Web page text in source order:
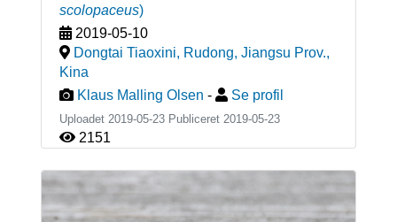
scolopaceus)
2019-05-10
Dongtai Tiaoxini, Rudong, Jiangsu Prov.,
Kina
Klaus Malling Olsen - Se profil
Uploadet 2019-05-23 Publiceret 2019-05-23
2151